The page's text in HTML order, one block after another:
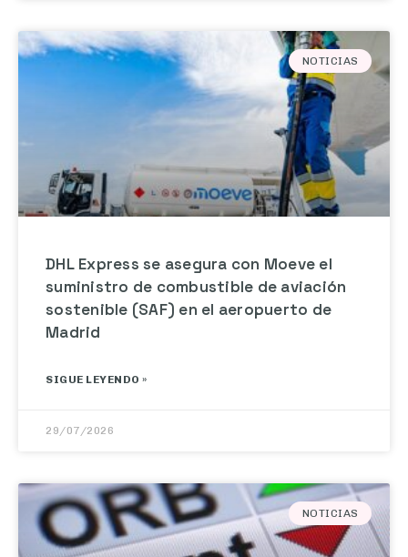
NOTICIAS
DHL Express se asegura con Moeve el
suministro de combustible de aviación
sostenible (SAF) en el aeropuerto de
Madrid
SIGUE LEYENDO »
29/07/2026
NOTICIAS